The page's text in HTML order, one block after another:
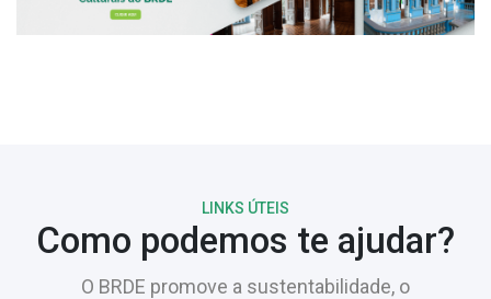
LINKS ÚTEIS
Como podemos te ajudar?
O BRDE promove a sustentabilidade, o